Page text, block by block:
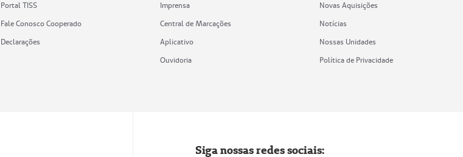
Portal TISS
Fale Conosco Cooperado
Declarações
Imprensa
Central de Marcações
Aplicativo
Ouvidoria
Novas Aquisições
Notícias
Nossas Unidades
Política de Privacidade
Siga nossas redes sociais: